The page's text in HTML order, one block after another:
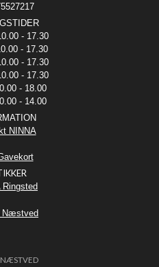
- 17.30
- 17.30
- 17.30
- 17.30
- 18.00
- 14.00
NINNA
Ringsted
Næstved